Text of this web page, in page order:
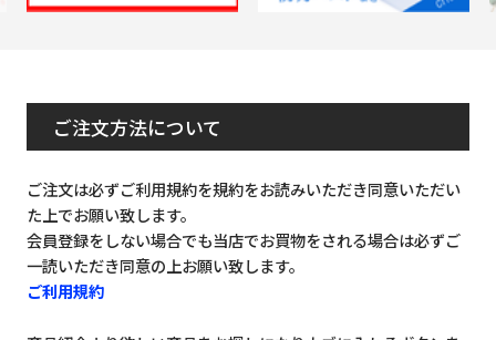
ご注文方法について
ご注文は必ずご利用規約を規約をお読みいただき同意いただい
た上でお願い致します。
会員登録をしない場合でも当店でお買物をされる場合は必ずご
一読いただき同意の上お願い致します。
ご利用規約